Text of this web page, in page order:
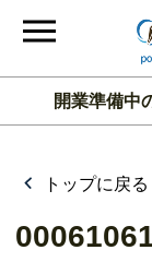
開業準備中
トップに戻る